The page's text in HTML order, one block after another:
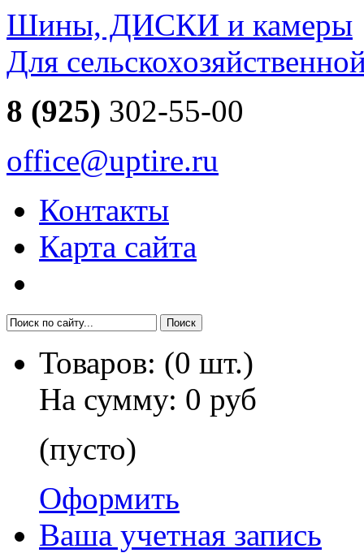
Шины, ДИСКИ и камеры
Для
8 (925) 302-55-00
office@uptire.ru
Контакты
Карта сайта
Товаров: (0 шт.)
На сумму: 0 руб
(пусто)
Оформить
Ваша учетная запись